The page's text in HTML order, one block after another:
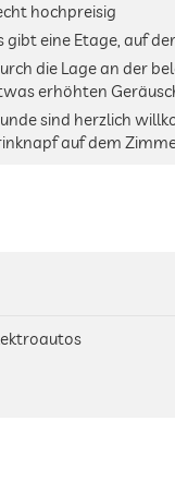
hochpreisig
gibt eine Etage, auf
die Lage an der
erhöhten
sind herzlich
auf dem